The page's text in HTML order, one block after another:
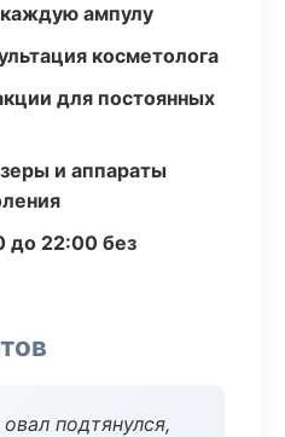
ампулу
косметолога
для постоянных
и аппараты
до 22:00 без
подтянулся,